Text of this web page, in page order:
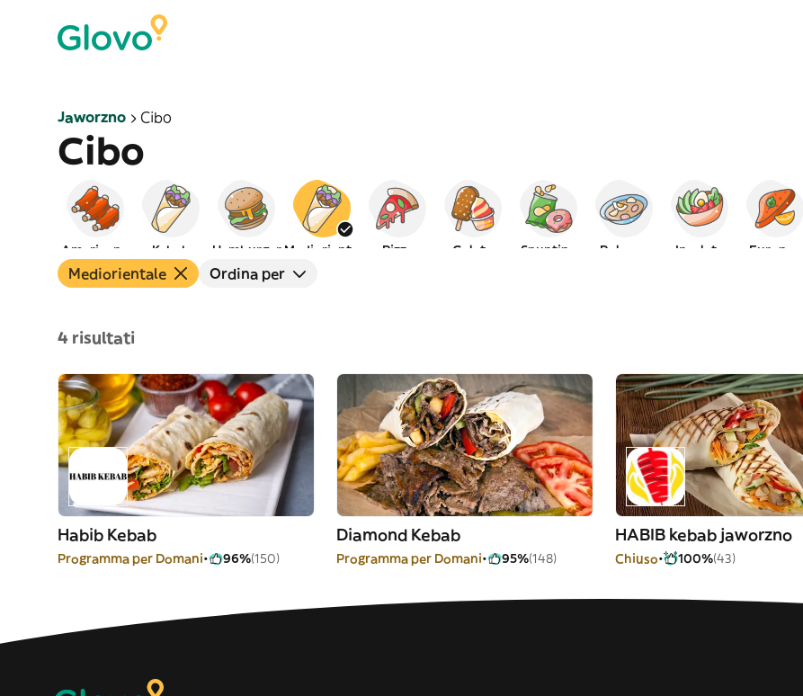
Jaworzno Cibo
Cibo
Americano Kebab Hamburger Pizza Gelato Spuntino Polacco Insalate Europeo
Mediorientale Ordina per
4 risultati
Habib Kebab
Programma per Domani 96%(150)
Diamond Kebab
Programma per Domani 95%(148)
HABIB kebab jaworzno
Chiuso 100%(43)